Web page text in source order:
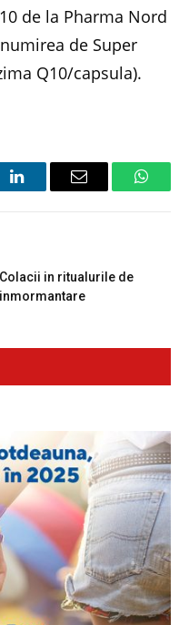
de la Pharma Nord
de Super
Q10/capsula).
LinkedInEmail
Colacii in ritualurile de
inmormantare